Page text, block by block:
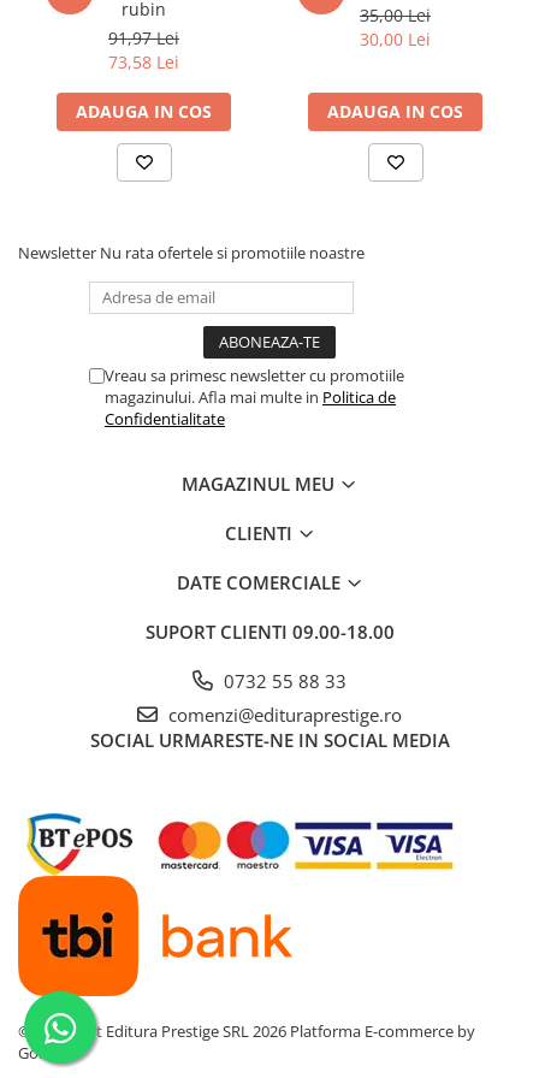
feminine, vulnerabile, dar totusi atat de curajoase, am descoperit
o alta istorie ascunsa de-a dreptul captivanta: cea a oamenilor
obisnuiti. â€ť-Maria D
rubin
91,97 Lei
73,58 Lei
ADAUGA IN COS
35,00 Lei
30,00 Lei
ADAUGA IN COS
Newsletter Nu rata ofertele si promotiile noastre
Vreau sa primesc newsletter cu promotiile
magazinului. Afla mai multe in Politica de
Confidentialitate
MAGAZINUL MEU
CLIENTI
DATE COMERCIALE
SUPORT CLIENTI 09.00-18.00
0732 55 88 33
comenzi@edituraprestige.ro
SOCIAL URMARESTE-NE IN SOCIAL MEDIA
©Copyright Editura Prestige SRL 2026 Platforma E-commerce by
Gomag